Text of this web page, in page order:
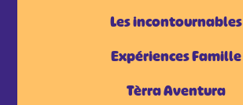
Les incontournables
Expériences Famille
Tèrra Aventura